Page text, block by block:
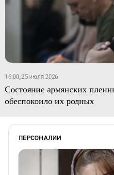
16:00, 25 июля 2026
Состояние армянских
обеспокоило их родных
ПЕРСОНАЛИИ